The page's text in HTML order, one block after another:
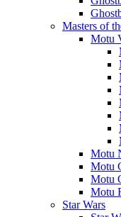
Masters of
Motu
Motu
Motu
Motu
Motu
Star Wars